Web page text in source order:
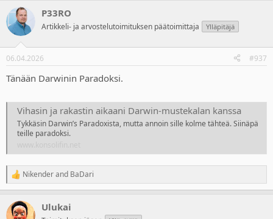
c
t
i
s
P33RO
Artikkeli- ja arvostelutoimituksen päätoimittaja Ylläpitäjä
06.04.2026 #937
Tänään Darwinin Paradoksi.
Vihasin ja rakastin aikaani Darwin-mustekalan kanssa
Tykkäsin Darwin’s Paradoxista, mutta annoin sille kolme tähteä. Siinäpä
teille paradoksi.
R
e
c
Nikenderand BaDari
Ulukai